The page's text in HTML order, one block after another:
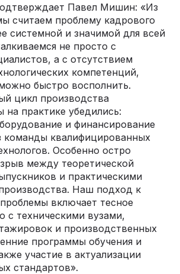
Павел Мишин: «Из
считаем проблему кадрового
системной и значимой для всей
не просто с
а с отсутствием
компетенций,
быстро восполнить.
цикл производства
на практике убедились:
и финансирование
команды квалифицированных
Особенно остро
между теоретической
и практическими
Наш подход к
включает тесное
с техническими вузами,
и производственных
программы обучения и
участие в актуализации
стандартов».